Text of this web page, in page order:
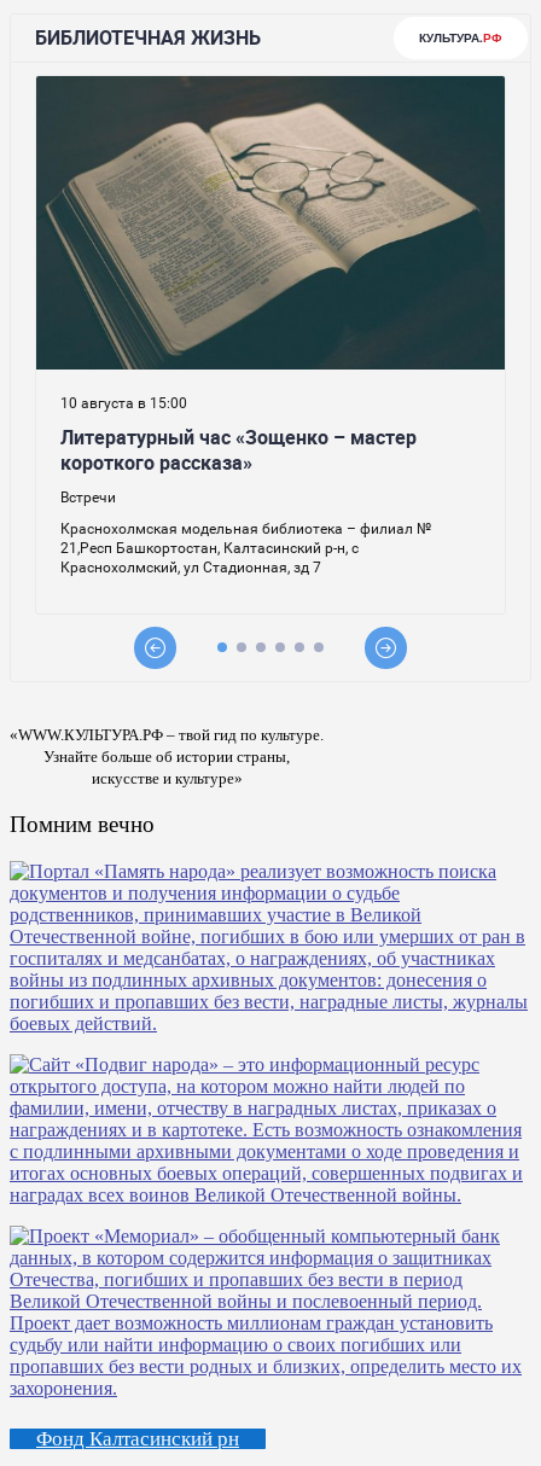
«WWW.КУЛЬТУРА.РФ – твой гид по культуре.
Узнайте больше об истории страны,
искусстве и культуре»
Помним вечно
Фонд Калтасинский рн